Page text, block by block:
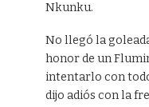
Nkunku.
No llegó la
honor de un
intentarlo con
dijo adiós con la